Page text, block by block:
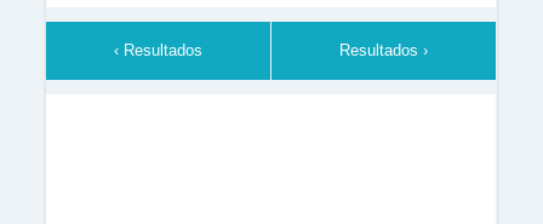
‹ Resultados Resultados ›